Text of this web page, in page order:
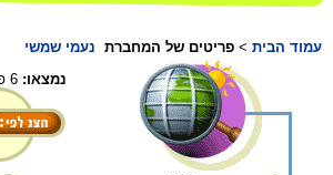
עמוד הבית > פריטים של המחברת נעמי שמשי
נמצאו: